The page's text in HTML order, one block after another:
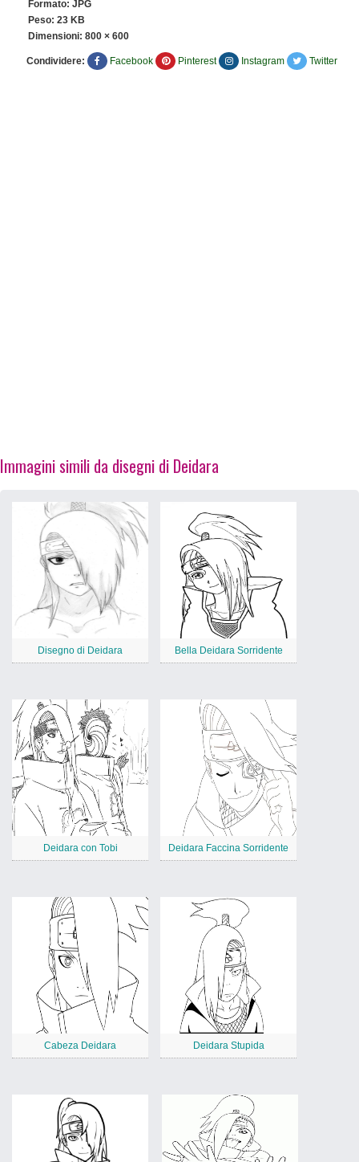
Formato: JPG
Peso: 23 KB
Dimensioni: 800 × 600
Condividere: Facebook Pinterest Instagram Twitter
Immagini simili da disegni di Deidara
Disegno di Deidara Bella Deidara Sorridente
Deidara con Tobi Deidara Faccina Sorridente
Cabeza Deidara Deidara Stupida